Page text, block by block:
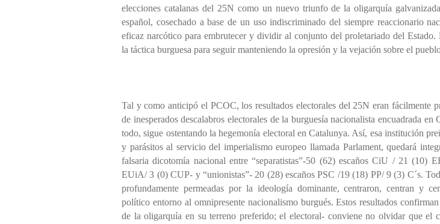
elecciones catalanas del 25N como un nuevo triunfo de la oligarquía
español, cosechado a base de un uso indiscriminado del siempre reaccionario
eficaz narcótico para embrutecer y dividir al conjunto del proletariado del Estado.
la táctica burguesa para seguir manteniendo la opresión y la vejación sobre el
Tal y como anticipó el PCOC, los resultados electorales del 25N eran fácilmente
de inesperados descalabros electorales de la burguesía nacionalista encuadrada en
todo, sigue ostentando la hegemonía electoral en Catalunya. Así, esa institución
y parásitos al servicio del imperialismo europeo llamada Parlament, quedará
falsaria dicotomía nacional entre “separatistas”-50 (62) escaños CiU / 21 (10)
EUiA/ 3 (0) CUP- y “unionistas”- 20 (28) escaños PSC /19 (18) PP/ 9 (3) C´s.
profundamente permeadas por la ideología dominante, centraron, centran y
político entorno al omnipresente nacionalismo burgués. Estos resultados
de la oligarquía en su terreno preferido; el electoral- conviene no olvidar que el